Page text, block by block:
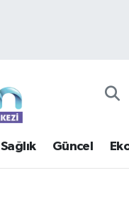
Sağlık Güncel